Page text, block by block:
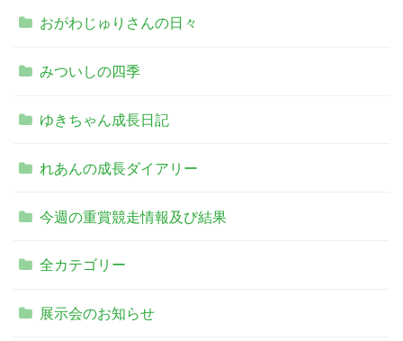
おがわじゅりさんの日々
みついしの四季
ゆきちゃん成長日記
れあんの成長ダイアリー
今週の重賞競走情報及び結果
全カテゴリー
展示会のお知らせ